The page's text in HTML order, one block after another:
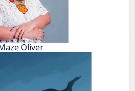
Oliver